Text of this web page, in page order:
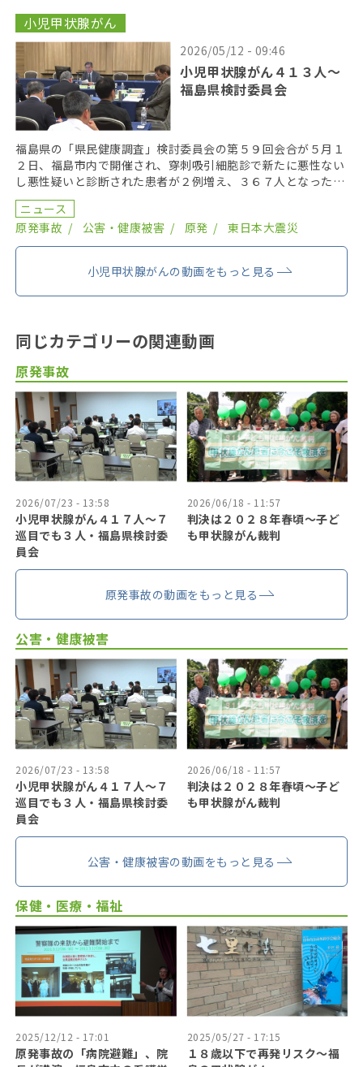
小児甲状腺がん
2026/05/12 - 09:46
小児甲状腺がん４１３人〜
福島県検討委員会
福島県の「県民健康調査」検討委員会の第５９回会合が５月１
２日、福島市内で開催され、穿刺吸引細胞診で新たに悪性ない
し悪性疑いと診断された患者が２例増え、３６７人となった。
２０１９年までにがん登録で把握された集計外の患者４７ […]
ニュース
原発事故
公害・健康被害 原発 東日本大震災
小児甲状腺がんの動画をもっと見る
同じカテゴリーの関連動画
原発事故
2026/07/23 - 13:58
小児甲状腺がん４１７人〜７
巡目でも３人・福島県検討委
員会
2026/06/18 - 11:57
判決は２０２８年春頃〜子ど
も甲状腺がん裁判
原発事故の動画をもっと見る
公害・健康被害
2026/07/23 - 13:58
小児甲状腺がん４１７人〜７
巡目でも３人・福島県検討委
員会
2026/06/18 - 11:57
判決は２０２８年春頃〜子ど
も甲状腺がん裁判
公害・健康被害の動画をもっと見る
保健・医療・福祉
2025/12/12 - 17:01
原発事故の「病院避難」、院
2025/05/27 - 17:15
１８歳以下で再発リスク〜福